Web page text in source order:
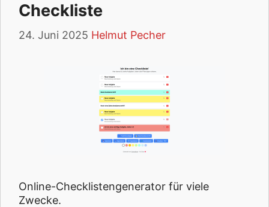
Checkliste
24. Juni 2025 Helmut Pecher
Online-Checklistengenerator für viele
Zwecke.